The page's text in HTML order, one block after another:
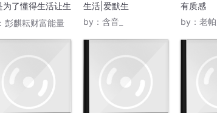
为了懂得生活让生
有品质
彭麒耘财富能量
生活|爱默生
by： 含音_
有质感
by： 老